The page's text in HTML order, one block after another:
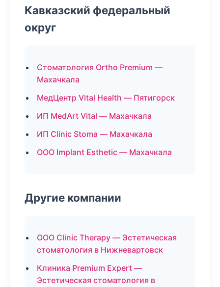
Кавказский федеральный
округ
Стоматология Ortho Premium —
Махачкала
МедЦентр Vital Health — Пятигорск
ИП MedArt Vital — Махачкала
ИП Clinic Stoma — Махачкала
ООО Implant Esthetic — Махачкала
Другие компании
ООО Clinic Therapy — Эстетическая
стоматология в Нижневартовск
Клиника Premium Expert —
Эстетическая стоматология в